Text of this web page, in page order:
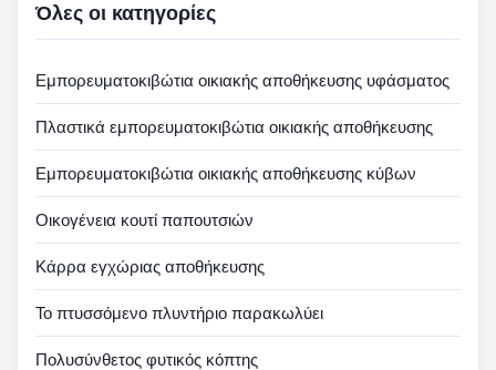
Enterprise
Όλες οι κατηγορίες
Εμπορευματοκιβώτια οικιακής αποθήκευσης υφάσματος
Πλαστικά εμπορευματοκιβώτια οικιακής αποθήκευσης
Εμπορευματοκιβώτια οικιακής αποθήκευσης κύβων
Οικογένεια κουτί παπουτσιών
Κάρρα εγχώριας αποθήκευσης
Το πτυσσόμενο πλυντήριο παρακωλύει
Πολυσύνθετος φυτικός κόπτης